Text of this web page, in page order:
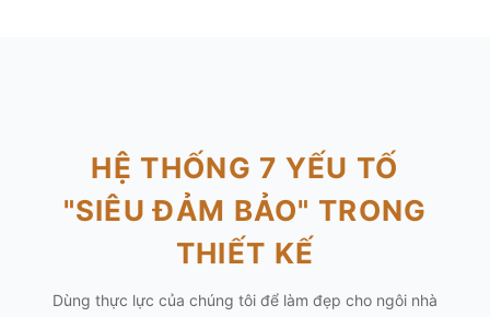
HỆ THỐNG 7 YẾU TỐ
"SIÊU ĐẢM BẢO" TRONG
THIẾT KẾ
Dùng thực lực của chúng tôi để làm đẹp cho ngôi nhà